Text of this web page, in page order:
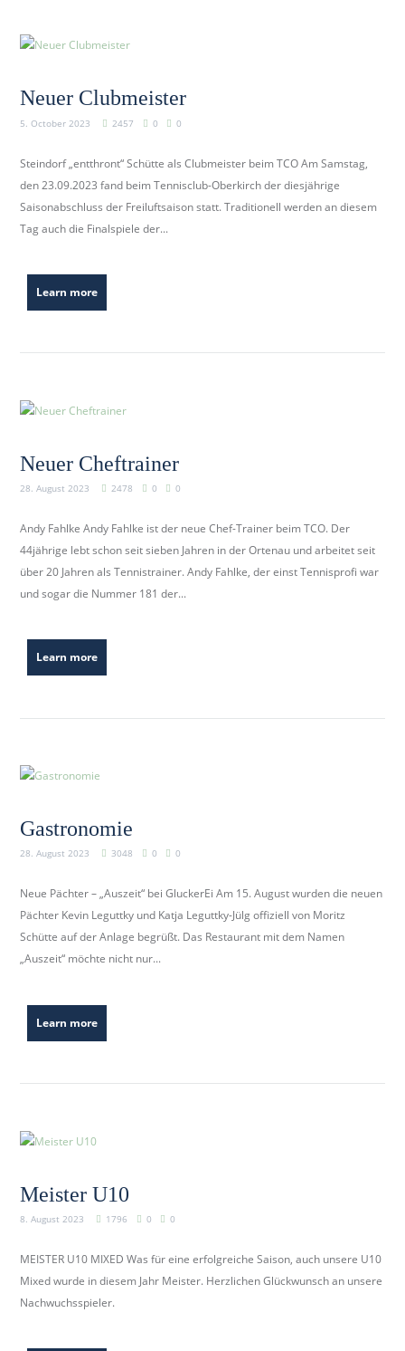
Neuer Clubmeister
5. October 2023 2457 0 0
Steindorf „entthront“ Schütte als Clubmeister beim TCO Am Samstag,
den 23.09.2023 fand beim Tennisclub-Oberkirch der diesjährige
Saisonabschluss der Freiluftsaison statt. Traditionell werden an diesem
Tag auch die Finalspiele der...
Learn more
Neuer Cheftrainer
28. August 2023 2478 0 0
Andy Fahlke Andy Fahlke ist der neue Chef-Trainer beim TCO. Der
44jährige lebt schon seit sieben Jahren in der Ortenau und arbeitet seit
über 20 Jahren als Tennistrainer. Andy Fahlke, der einst Tennisprofi war
und sogar die Nummer 181 der...
Learn more
Gastronomie
28. August 2023 3048 0 0
Neue Pächter – „Auszeit“ bei GluckerEi Am 15. August wurden die neuen
Pächter Kevin Leguttky und Katja Leguttky-Jülg offiziell von Moritz
Schütte auf der Anlage begrüßt. Das Restaurant mit dem Namen
„Auszeit“ möchte nicht nur...
Learn more
Meister U10
8. August 2023 1796 0 0
MEISTER U10 MIXED Was für eine erfolgreiche Saison, auch unsere U10
Mixed wurde in diesem Jahr Meister. Herzlichen Glückwunsch an unsere
Nachwuchsspieler.